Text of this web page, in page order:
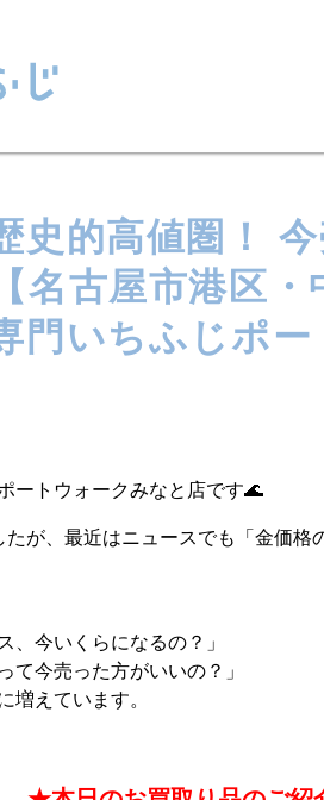
史的高値圏！
名古屋市港区・
門いちふじポ
ートウォークみなと店です🌊
が、最近はニュースでも「金価格
、今いくらになるの？」
て今売った方がいいの？」
増えています。